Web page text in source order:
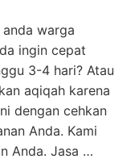
warga
ingin cepat
3-4 hari? Atau
aqiqah karena
dengan cehkan
Anda. Kami
Anda. Jasa …